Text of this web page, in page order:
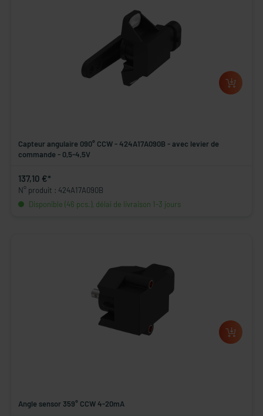
Capteur angulaire 090° CCW - 424A17A090B - avec levier de
commande - 0,5-4,5V
137,10 €*
N° produit : 424A17A090B
Disponible (46 pcs.), délai de livraison 1-3 jours
Angle sensor 359° CCW 4-20mA